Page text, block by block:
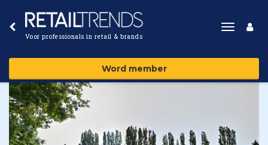
Voor professionals in retail & brands
Toggle
Word member